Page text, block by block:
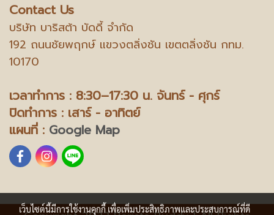
Contact Us
บริษัท บาริสต้า บัดดี้ จำกัด
192 ถนนชัยพฤกษ์ แขวงตลิ่งชัน เขตตลิ่งชัน กทม.
10170
เวลาทำการ : 8:30–17:30 น. จันทร์ - ศุกร์
ปิดทำการ : เสาร์ - อาทิตย์
แผนที่ : Google Map
เว็บไซต์นี้มีการใช้งานคุกกี้ เพื่อเพิ่มประสิทธิภาพและประสบการณ์ที่ดี